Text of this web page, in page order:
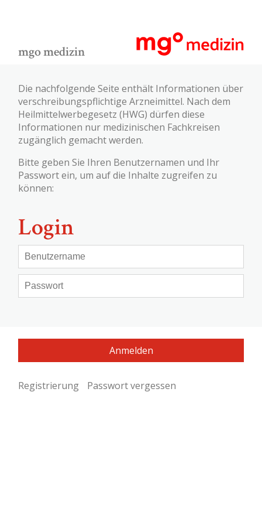
mgo medizin
Die nachfolgende Seite enthält Informationen über
verschreibungspflichtige Arzneimittel. Nach dem
Heilmittelwerbegesetz (HWG) dürfen diese
Informationen nur medizinischen Fachkreisen
zugänglich gemacht werden.
Bitte geben Sie Ihren Benutzernamen und Ihr
Passwort ein, um auf die Inhalte zugreifen zu
können:
Login
Registrierung Passwort vergessen